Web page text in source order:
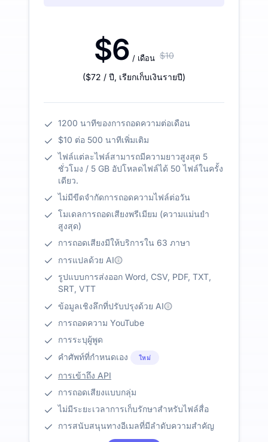
$6 / เดือน $10
($72 / ปี, เรียกเก็บเงินรายปี)
1200 นาทีของการถอดความต่อเดือน
$10 ต่อ 500 นาทีเพิ่มเติม
ไฟล์แต่ละไฟล์สามารถมีความยาวสูงสุด 5
ชั่วโมง / 5 GB อัปโหลดไฟล์ได้ 50 ไฟล์ในครั้ง
เดียว.
ไม่มีขีดจำกัดการถอดความไฟล์ต่อวัน
โมเดลการถอดเสียงพรีเมียม (ความแม่นยำ
สูงสุด)
การถอดเสียงมีให้บริการใน 63 ภาษา
การแปลด้วย AI
รูปแบบการส่งออก Word, CSV, PDF, TXT,
SRT, VTT
ข้อมูลเชิงลึกที่ปรับปรุงด้วย AI
การถอดความ YouTube
การระบุผู้พูด
คำศัพท์ที่กำหนดเอง
ใหม่
การเข้าถึง API
การถอดเสียงแบบกลุ่ม
ไม่มีระยะเวลาการเก็บรักษาสำหรับไฟล์สื่อ
การสนับสนุนทางอีเมลที่มีลำดับความสำคัญ